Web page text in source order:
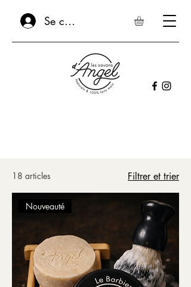
Se connecter
18 articles Filtrer et trier
Nouveauté